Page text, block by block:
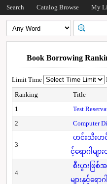
Search Catalog Browse My
Book Borrowing
Limit Time
Ranking
Title
1
Test
2
Computer
3
ဟင်းသီးဟ
င့်ရောဂါမ
4
စီးပွားဖ
များနှင့်ရေ